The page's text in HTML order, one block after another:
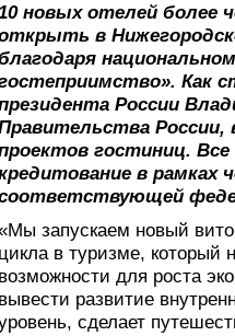
новых отелей более
в
Как
России
России,
гостиниц.
в рамках
запускаем новый
цикла в туризме, который
возможности для роста
вывести развитие
сделает